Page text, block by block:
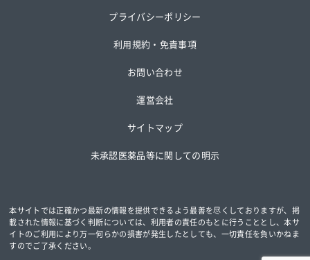
プライバシーポリシー
利用規約・免責事項
お問い合わせ
運営会社
サイトマップ
未承認医薬品等に関しての明示
本サイトでは正確かつ最新の情報を提供できるよう最善を尽くしておりますが、掲
載された情報に基づく判断については、 利用者の責任のもとに行うこととし、本サ
イトのご利用により万一何らかの損害が発生したとしても、一切責任を負いかねま
すのでご了承ください。